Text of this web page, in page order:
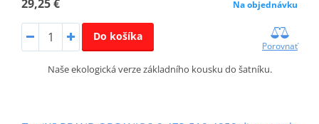
29,25 € Na objednávku
Do košíka
Porovnať
Naše ekologická verze základního kousku do šatníku.